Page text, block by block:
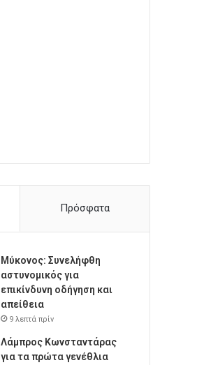
Πρόσφατα
Μύκονος: Συνελήφθη
αστυνομικός για
επικίνδυνη οδήγηση και
απείθεια
9 λεπτά πρίν
Λάμπρος Κωνσταντάρας
για τα πρώτα γενέθλια